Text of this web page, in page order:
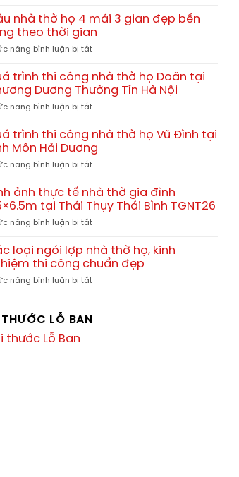
Phú
Châu
Nội
đẹp
15x15m
Thanh
Hà
Nội
ảnh
thờ
gia
8.36×6.5m
tại
An
Triều
Quảng
nhà thờ họ 4 mái 3 gian đẹp bền
theo thời gian
năng bình luận bị tắtở
nhà
thờ
họ
4
3
gian
đẹp
bền
theo
thời
trình thi công nhà thờ họ Doãn tại
Dương Thường Tín Hà Nội
năng bình luận bị tắtở
trình
công
nhà
họ
Doãn
Chương
Thường
Tín
trình thi công nhà thờ họ Vũ Đình tại
Môn Hải Dương
năng bình luận bị tắtở
trình
thi
công
nhà
họ
Vũ
tại
ảnh thực tế nhà thờ gia đình
tại Thái Thụy Thái Bình TGNT26
năng bình luận bị tắtở
ảnh
thực
tế
nhà
đình
loại ngói lợp nhà thờ họ, kinh
thi công chuẩn đẹp
năng bình luận bị tắtở
ngói
LỖ BAN